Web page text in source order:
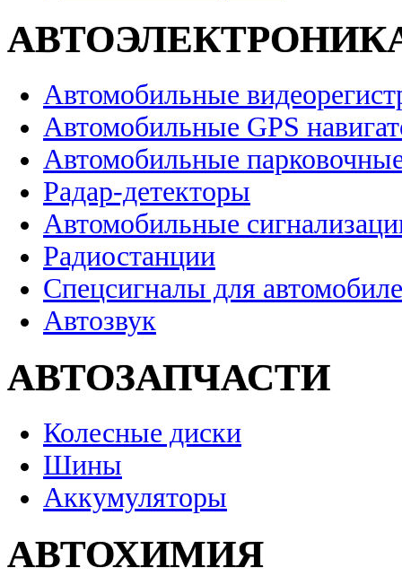
Автомобильные
Автомобильные GPS
Автомобильные
Радар-детекторы
Автомобильные
Радиостанции
Спецсигналы для
Автозвук
АВТОЗАПЧАСТИ
Колесные диски
Шины
Аккумуляторы
АВТОХИМИЯ